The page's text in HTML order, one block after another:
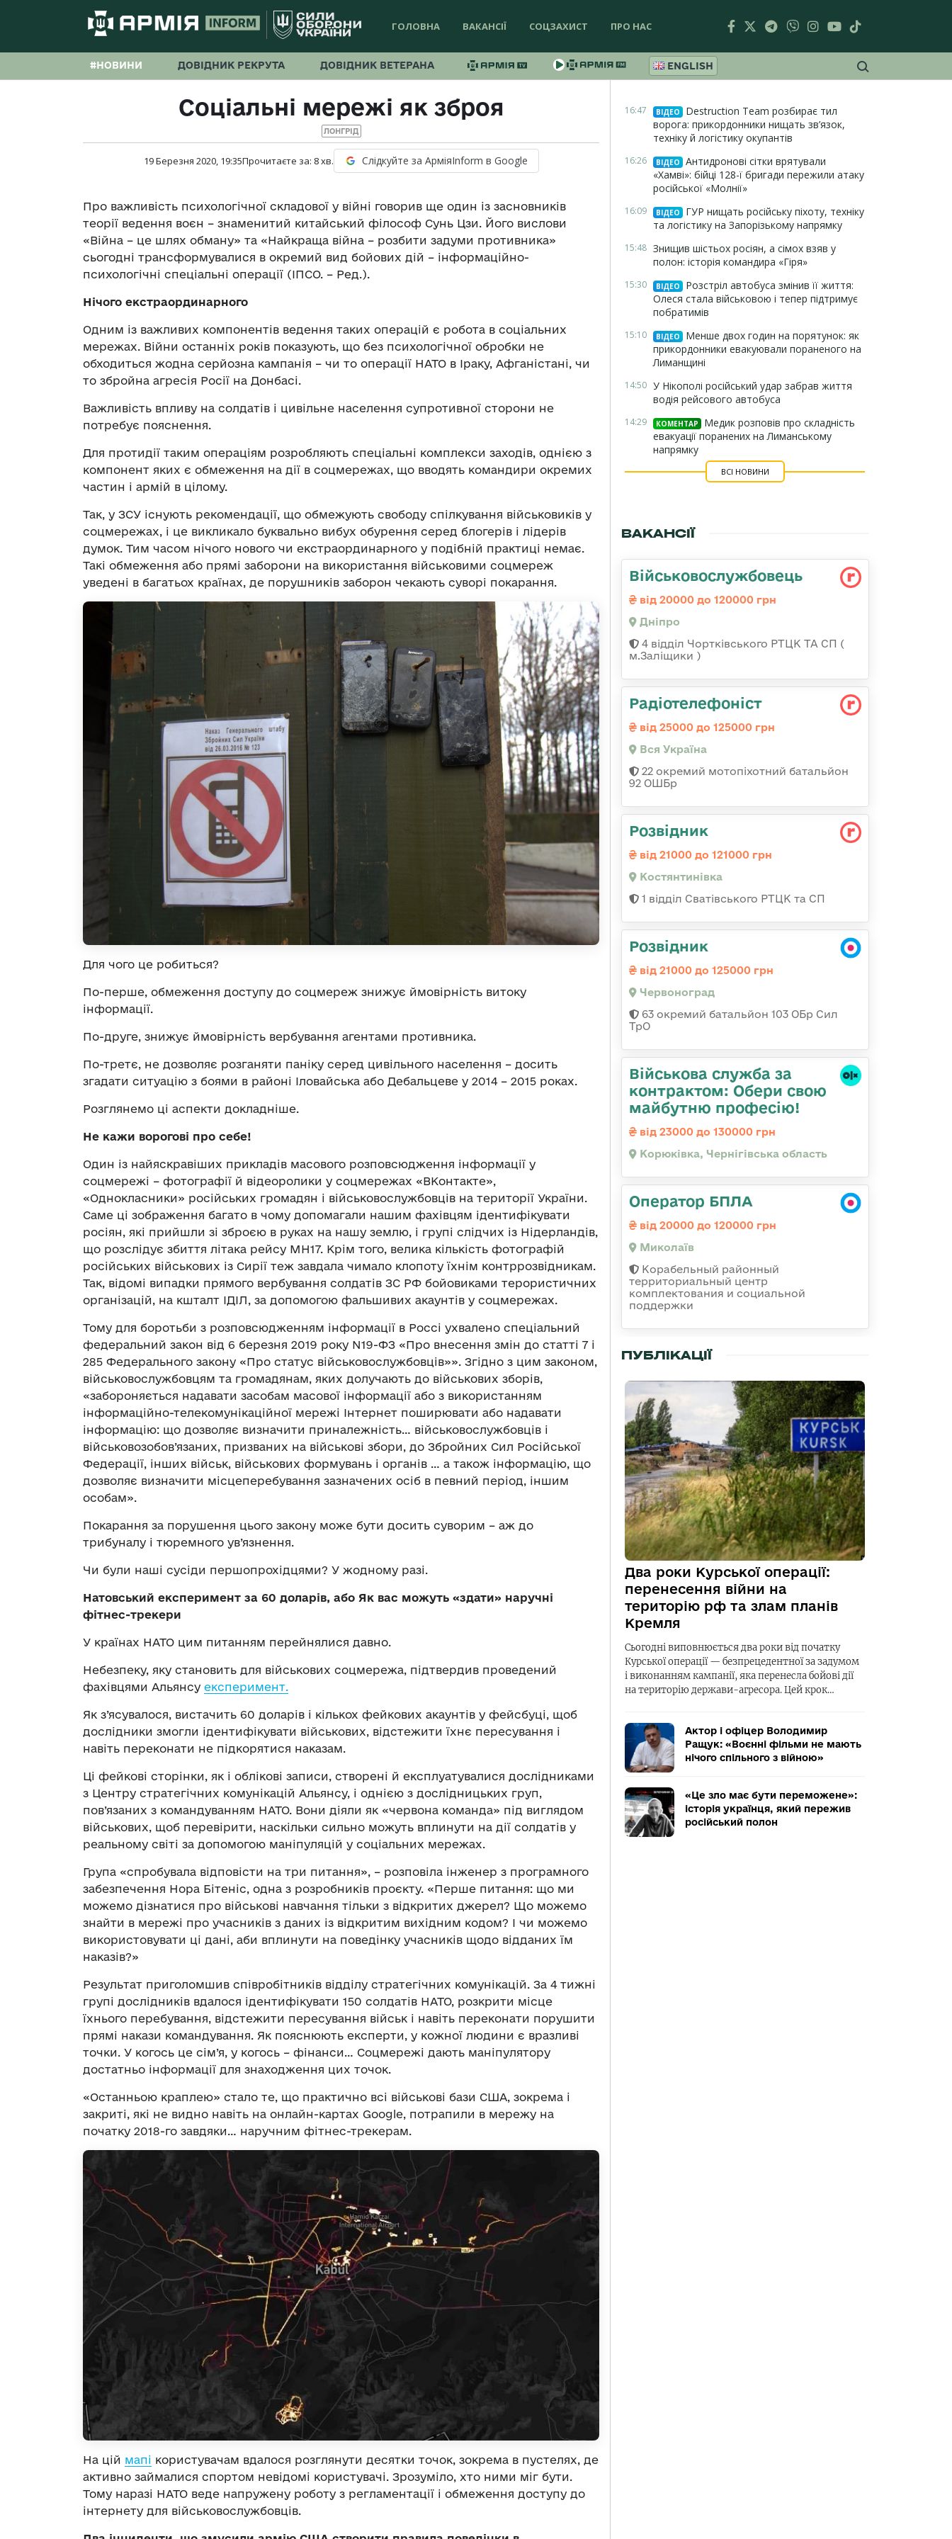
ГОЛОВНА ВАКАНСІЇ СОЦЗАХИСТ ПРО НАС
#НОВИНИ ДОВІДНИК РЕКРУТА ДОВІДНИК ВЕТЕРАНА ENGLISH
Соціальні мережі як зброя
ЛОНГРІД
19 Березня 2020, 19:35Прочитаєте за: 8хв. Слідкуйте за АрміяInform в Google
Про важливість психологічної складової у війні говорив ще один із засновників
теорії ведення воєн – знаменитий китайський філософ Сунь Цзи. Його вислови
«Війна – це шлях обману» та «Найкраща війна – розбити задуми противника»
сьогодні трансформувалися в окремий вид бойових дій – інформаційно-
психологічні спеціальні операції (ІПСО. – Ред.).
Нічого екстраординарного
Одним із важливих компонентів ведення таких операцій є робота в соціальних
мережах. Війни останніх років показують, що без психологічної обробки не
обходиться жодна серйозна кампанія – чи то операції НАТО в Іраку, Афганістані, чи
то збройна агресія Росії на Донбасі.
Важливість впливу на солдатів і цивільне населення супротивної сторони не
потребує пояснення.
Для протидії таким операціям розробляють спеціальні комплекси заходів, однією з
компонент яких є обмеження на дії в соцмережах, що вводять командири окремих
частин і армій в цілому.
Так, у ЗСУ існують рекомендації, що обмежують свободу спілкування військовиків у
соцмережах, і це викликало буквально вибух обурення серед блогерів і лідерів
думок. Тим часом нічого нового чи екстраординарного у подібній практиці немає.
Такі обмеження або прямі заборони на використання військовими соцмереж
уведені в багатьох країнах, де порушників заборон чекають суворі покарання.
Для чого це робиться?
По-перше, обмеження доступу до соцмереж знижує ймовірність витоку
інформації.
По-друге, знижує ймовірність вербування агентами противника.
По-третє, не дозволяє розганяти паніку серед цивільного населення – досить
згадати ситуацію з боями в районі Іловайська або Дебальцеве у 2014 – 2015 роках.
Розглянемо ці аспекти докладніше.
Не кажи ворогові про себе!
Один із найяскравіших прикладів масового розповсюдження інформації у
соцмережі – фотографії й відеоролики у соцмережах «ВКонтакте»,
«Однокласники» російських громадян і військовослужбовців на території України.
Саме ці зображення багато в чому допомагали нашим фахівцям ідентифікувати
росіян, які прийшли зі зброєю в руках на нашу землю, і групі слідчих із Нідерландів,
що розслідує збиття літака рейсу МН17. Крім того, велика кількість фотографій
російських військових із Сирії теж завдала чимало клопоту їхнім контррозвідникам.
Так, відомі випадки прямого вербування солдатів ЗС РФ бойовиками терористичних
організацій, на кшталт ІДІЛ, за допомогою фальшивих акаунтів у соцмережах.
Тому для боротьби з розповсюдженням інформації в Россі ухвалено спеціальний
федеральний закон від 6 березня 2019 року N19-ФЗ «Про внесення змін до статті 7 і
285 Федерального закону «Про статус військовослужбовців»». Згідно з цим законом,
військовослужбовцям та громадянам, яких долучають до військових зборів,
«забороняється надавати засобам масової інформації або з використанням
інформаційно-телекомунікаційної мережі Інтернет поширювати або надавати
інформацію: що дозволяє визначити приналежність… військовослужбовців і
військовозобов’язаних, призваних на військові збори, до Збройних Сил Російської
Федерації, інших військ, військових формувань і органів … а також інформацію, що
дозволяє визначити місцеперебування зазначених осіб в певний період, іншим
особам».
Покарання за порушення цього закону може бути досить суворим – аж до
трибуналу і тюремного ув’язнення.
Чи були наші сусіди першопрохідцями? У жодному разі.
Натовський експеримент за 60 доларів, або Як вас можуть «здати» наручні
фітнес-трекери
У країнах НАТО цим питанням перейнялися давно.
Небезпеку, яку становить для військових соцмережа, підтвердив проведений
фахівцями Альянсу експеримент.
Як з’ясувалося, вистачить 60 доларів і кількох фейкових акаунтів у фейсбуці, щоб
дослідники змогли ідентифікувати військових, відстежити їхнє пересування і
навіть переконати не підкорятися наказам.
Ці фейкові сторінки, як і облікові записи, створені й експлуатувалися дослідниками
з Центру стратегічних комунікацій Альянсу, і однією з дослідницьких груп,
пов’язаних з командуванням НАТО. Вони діяли як «червона команда» під виглядом
військових, щоб перевірити, наскільки сильно можуть вплинути на дії солдатів у
реальному світі за допомогою маніпуляцій у соціальних мережах.
Група «спробувала відповісти на три питання», – розповіла інженер з програмного
забезпечення Нора Бітеніс, одна з розробників проєкту. «Перше питання: що ми
можемо дізнатися про військові навчання тільки з відкритих джерел? Що можемо
знайти в мережі про учасників з даних із відкритим вихідним кодом? І чи можемо
використовувати ці дані, аби вплинути на поведінку учасників щодо відданих їм
наказів?»
Результат приголомшив співробітників відділу стратегічних комунікацій. За 4 тижні
групі дослідників вдалося ідентифікувати 150 солдатів НАТО, розкрити місце
їхнього перебування, відстежити пересування військ і навіть переконати порушити
прямі накази командування. Як пояснюють експерти, у кожної людини є вразливі
точки. У когось це сім’я, у когось – фінанси… Соцмережі дають маніпулятору
достатньо інформації для знаходження цих точок.
«Останньою краплею» стало те, що практично всі військові бази США, зокрема і
закриті, які не видно навіть на онлайн-картах Google, потрапили в мережу на
початку 2018-го завдяки… наручним фітнес-трекерам.
На цій мапі користувачам вдалося розглянути десятки точок, зокрема в пустелях, де
активно займалися спортом невідомі користувачі. Зрозуміло, хто ними міг бути.
Тому наразі НАТО веде напружену роботу з регламентації і обмеження доступу до
інтернету для військовослужбовців.
16:47 ВІДЕО
Destruction Team розбирає тил
ворога: прикордонники нищать зв’язок,
техніку й логістику окупантів
16:26 ВІДЕО
Антидронові сітки врятували
«Хамві»: бійці 128-ї бригади пережили атаку
російської «Молнії»
16:09 ВІДЕО
ГУР нищать російську піхоту, техніку
та логістику на Запорізькому напрямку
15:48 Знищив шістьох росіян, а сімох взяв у
полон: історія командира «Гіря»
15:30 ВІДЕО
Розстріл автобуса змінив її життя:
Олеся стала військовою і тепер підтримує
побратимів
15:10 ВІДЕО
Менше двох годин на порятунок: як
прикордонники евакуювали пораненого на
Лиманщині
14:50 У Нікополі російський удар забрав життя
водія рейсового автобуса
14:29 КОМЕНТАР
Медик розповів про складність
евакуації поранених на Лиманському
напрямку
ВСІ НОВИНИ
ВАКАНСІЇ
Військовослужбовець
від 20000 до 120000 грн
Дніпро
4 відділ Чортківського РТЦК ТА СП (
м.Заліщики )
Радіотелефоніст
від 25000 до 125000 грн
Вся Україна
22 окремий мотопіхотний батальйон
92 ОШБр
Розвідник
від 21000 до 121000 грн
Костянтинівка
1 відділ Сватівського РТЦК та СП
Розвідник
від 21000 до 125000 грн
Червоноград
63 окремий батальйон 103 ОБр Сил
ТрО
Військова служба за
контрактом: Обери свою
майбутню професію!
від 23000 до 130000 грн
Корюківка, Чернігівська область
Оператор БПЛА
від 20000 до 120000 грн
Миколаїв
Корабельный районный
территориальный центр
комплектования и социальной
поддержки
ПУБЛІКАЦІЇ
Два роки Курської операції:
перенесення війни на
територію рф та злам планів
Кремля
Сьогодні виповнюється два роки від початку
Курської операції — безпрецедентної за задумом
і виконанням кампанії, яка перенесла бойові дії
на територію держави-агресора. Цей крок…
Актор і офіцер Володимир
Ращук: «Воєнні фільми не мають
нічого спільного з війною»
«Це зло має бути переможене»:
історія українця, який пережив
російський полон